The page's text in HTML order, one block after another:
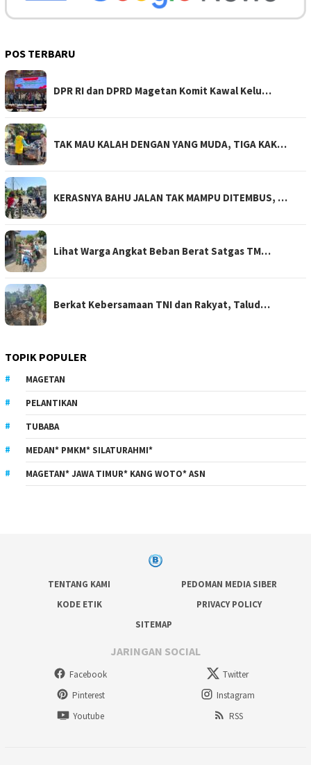
POS TERBARU
DPR RI dan DPRD Magetan Komit Kawal Kelu…
TAK MAU KALAH DENGAN YANG MUDA, TIGA KAK…
KERASNYA BAHU JALAN TAK MAMPU DITEMBUS, …
Lihat Warga Angkat Beban Berat Satgas TM…
Berkat Kebersamaan TNI dan Rakyat, Talud…
TOPIK POPULER
MAGETAN
PELANTIKAN
TUBABA
MEDAN* PMKM* SILATURAHMI*
MAGETAN* JAWA TIMUR* KANG WOTO* ASN
TENTANG KAMI
PEDOMAN MEDIA SIBER
KODE ETIK
PRIVACY POLICY
SITEMAP
JARINGAN SOCIAL
Facebook
Twitter
Pinterest
Instagram
Youtube
RSS